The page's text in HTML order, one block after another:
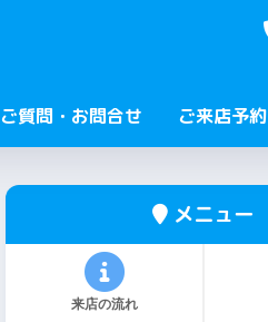
ご質問・お問合せ ご来店予約
メニュー
来店の流れ